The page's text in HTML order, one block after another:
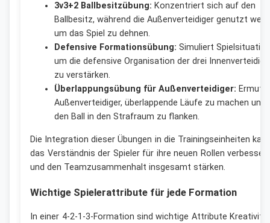
3v3+2 Ballbesitzübung: Konzentriert sich auf den
Ballbesitz, während die Außenverteidiger genutzt
um das Spiel zu dehnen.
Defensive Formationsübung: Simuliert
um die defensive Organisation der drei
zu verstärken.
Überlappungsübung für Außenverteidiger:
Außenverteidiger, überlappende Läufe zu machen und
den Ball in den Strafraum zu flanken.
Die Integration dieser Übungen in die Trainingseinheiten
das Verständnis der Spieler für ihre neuen Rollen
und den Teamzusammenhalt insgesamt stärken.
Wichtige Spielerattribute für jede Formation
In einer 4-2-1-3-Formation sind wichtige Attribute